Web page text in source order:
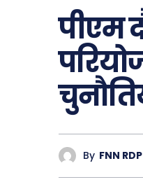
पीएम
By FNN RDP